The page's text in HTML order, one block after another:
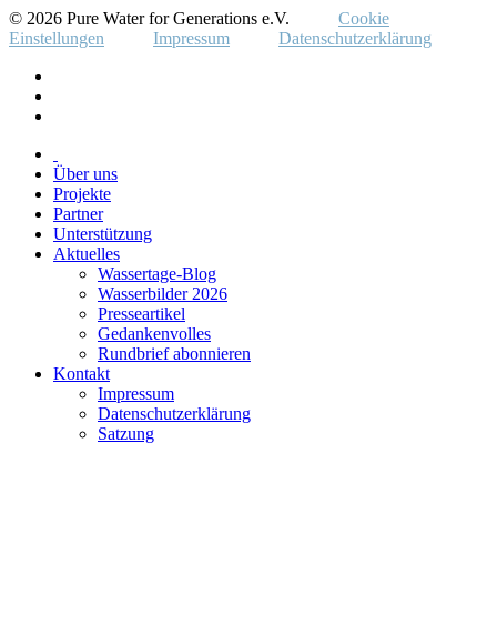
© 2026 Pure Water for Generations e.V.
Cookie
Einstellungen
Impressum Datenschutzerklärung
Über uns
Projekte
Partner
Unterstützung
Aktuelles
Wassertage-Blog
Wasserbilder 2026
Presseartikel
Gedankenvolles
Rundbrief abonnieren
Kontakt
Impressum
Datenschutzerklärung
Satzung